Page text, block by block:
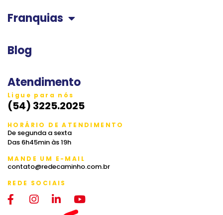
Franquias
Blog
Atendimento
Ligue para nós
(54) 3225.2025
HORÁRIO DE ATENDIMENTO
De segunda a sexta
Das 6h45min às 19h
MANDE UM E-MAIL
contato@redecaminho.com.br
REDE SOCIAIS